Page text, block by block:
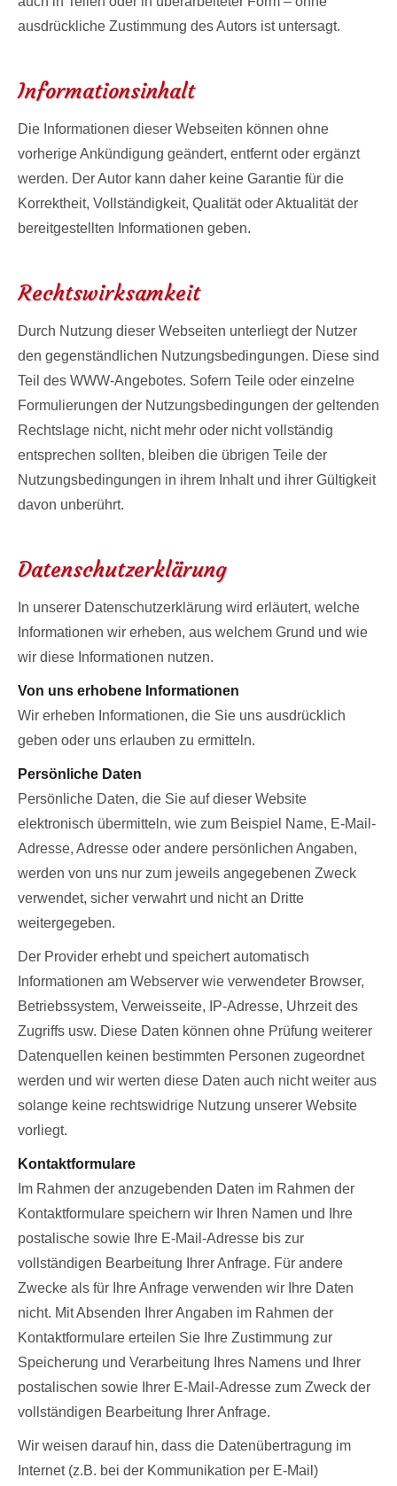
ausdrückliche Zustimmung des Autors ist untersagt.
Informationsinhalt
Die Informationen dieser Webseiten können ohne
vorherige Ankündigung geändert, entfernt oder ergänzt
werden. Der Autor kann daher keine Garantie für die
Korrektheit, Vollständigkeit, Qualität oder Aktualität der
bereitgestellten Informationen geben.
Rechtswirksamkeit
Durch Nutzung dieser Webseiten unterliegt der Nutzer
den gegenständlichen Nutzungsbedingungen. Diese sind
Teil des WWW-Angebotes. Sofern Teile oder einzelne
Formulierungen der Nutzungsbedingungen der geltenden
Rechtslage nicht, nicht mehr oder nicht vollständig
entsprechen sollten, bleiben die übrigen Teile der
Nutzungsbedingungen in ihrem Inhalt und ihrer Gültigkeit
davon unberührt.
Datenschutzerklärung
In unserer Datenschutzerklärung wird erläutert, welche
Informationen wir erheben, aus welchem Grund und wie
wir diese Informationen nutzen.
Von uns erhobene Informationen
Wir erheben Informationen, die Sie uns ausdrücklich
geben oder uns erlauben zu ermitteln.
Persönliche Daten
Persönliche Daten, die Sie auf dieser Website
elektronisch übermitteln, wie zum Beispiel Name, E-Mail-
Adresse, Adresse oder andere persönlichen Angaben,
werden von uns nur zum jeweils angegebenen Zweck
verwendet, sicher verwahrt und nicht an Dritte
weitergegeben.
Der Provider erhebt und speichert automatisch
Informationen am Webserver wie verwendeter Browser,
Betriebssystem, Verweisseite, IP-Adresse, Uhrzeit des
Zugriffs usw. Diese Daten können ohne Prüfung weiterer
Datenquellen keinen bestimmten Personen zugeordnet
werden und wir werten diese Daten auch nicht weiter aus
solange keine rechtswidrige Nutzung unserer Website
vorliegt.
Kontaktformulare
Im Rahmen der anzugebenden Daten im Rahmen der
Kontaktformulare speichern wir Ihren Namen und Ihre
postalische sowie Ihre E-Mail-Adresse bis zur
vollständigen Bearbeitung Ihrer Anfrage. Für andere
Zwecke als für Ihre Anfrage verwenden wir Ihre Daten
nicht. Mit Absenden Ihrer Angaben im Rahmen der
Kontaktformulare erteilen Sie Ihre Zustimmung zur
Speicherung und Verarbeitung Ihres Namens und Ihrer
postalischen sowie Ihrer E-Mail-Adresse zum Zweck der
vollständigen Bearbeitung Ihrer Anfrage.
Wir weisen darauf hin, dass die Datenübertragung im
Internet (z.B. bei der Kommunikation per E-Mail)